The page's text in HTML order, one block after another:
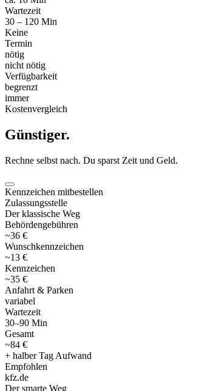
Wartezeit
30 – 120 Min
Keine
Termin
nötig
nicht nötig
Verfügbarkeit
begrenzt
immer
Kostenvergleich
Günstiger.
Rechne selbst nach. Du sparst Zeit und Geld.
Kennzeichen mitbestellen
Zulassungsstelle
Der klassische Weg
Behördengebühren
~36 €
Wunschkennzeichen
~13 €
Kennzeichen
~35 €
Anfahrt & Parken
variabel
Wartezeit
30–90 Min
Gesamt
~84 €
+ halber Tag Aufwand
Empfohlen
kfz.de
Der smarte Weg